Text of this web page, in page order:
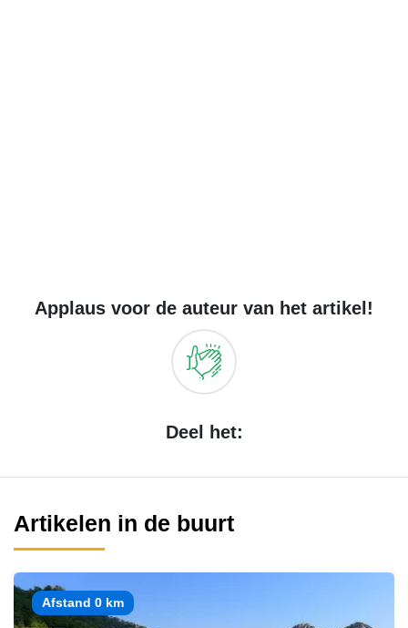
Applaus voor de auteur van het artikel!
Deel het:
Artikelen in de buurt
Afstand 0 km